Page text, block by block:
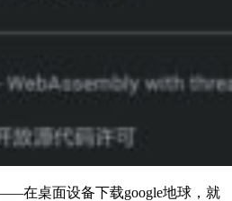
在桌面设备下载google地球，就